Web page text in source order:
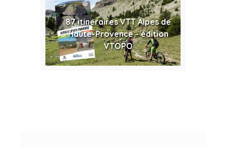
87 itinéraires VTT Alpes de
Haute-Provence - édition
VTOPO